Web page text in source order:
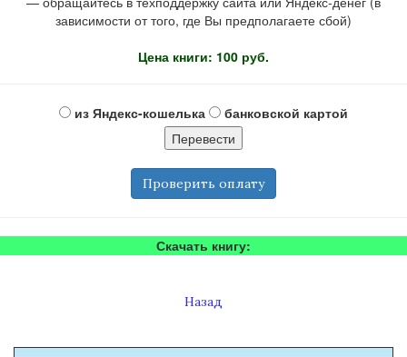
зависимости от того, где Вы предполагаете сбой)
Цена книги: 100 руб.
из Яндекс-кошелька банковской картой
Проверить оплату
Скачать книгу:
Назад